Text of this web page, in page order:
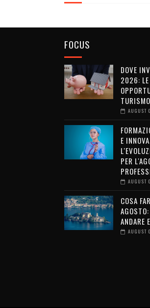
FOCUS
DOVE
2026: LE
E
PER
COSA
ANDARE